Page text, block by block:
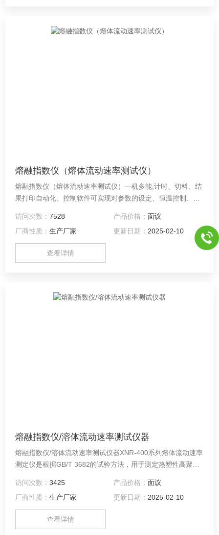
熔融指数仪（熔体流动速率测试仪）
熔融指数仪（熔体流动速率测试仪）一机多能,计时、切料、结
果打印自动化。控制软件可实现对参数的设定、恒温控制、切
数据的查询与打印等功能。为防止误操作，部分重要操作需使
用密码验证。全彩色5寸触摸屏、中文/英文操作界面、实时温
控曲线。该仪器结构紧凑、美观、控制系统稳定。升温速度
快、超调量极小；恒温精度高；在填料之后，能迅速恢复恒温
访问次数：7528 产品价格： 面议
厂商性质：生产厂家 更新日期： 2025-02-10
查看详情
熔融指数仪/溶体流动速率测试仪器
熔融指数仪/溶体流动速率测试仪器XNR-400系列熔体流动速率
测定仪是根据GB/T 3682的试验方法，用于测定热塑性高聚物
聚碳酸酯、尼龙氟塑料等高聚物。
访问次数：3425 产品价格： 面议
厂商性质：生产厂家 更新日期： 2025-02-10
查看详情